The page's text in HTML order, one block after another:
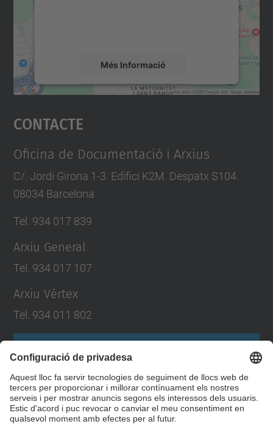
Més Informació
Accepta
powered by
Contacte
Oficina de Documentació i Arxius
C/. Jordi Girona 1-3. Edifici K2M. Despatx S104.
08034 Barcelona
Tel. 934 017 839
Arxiu General
Tel. 934 017 107
Arxiu Vèrtex
Tel. 934 011 802
Formulari de contacte
Llista Xarxes Socials